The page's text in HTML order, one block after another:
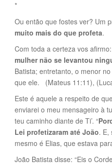
*
Ou então que fostes ver? Um
muito mais do que profeta.
Com toda a certeza vos afirmo:
mulher não se levantou
Batista; entretanto, o menor
que ele. (Mateus 11:11),
Este é aquele a respeito de
enviarei o meu mensageiro à
teu caminho diante de Ti’. “
Lei profetizaram até João. E,
mesmo é Elias, que estava
João Batista disse: “Eis o